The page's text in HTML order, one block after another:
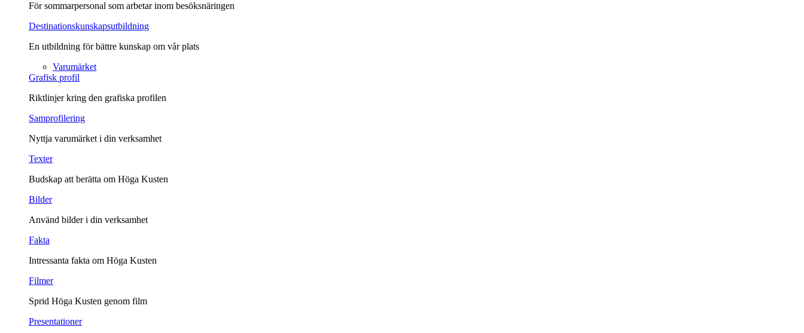
För sommarpersonal som arbetar inom besöksnäringen
Destinationskunskapsutbildning
En utbildning för bättre kunskap om vår plats
Varumärket
Grafisk profil
Riktlinjer kring den grafiska profil​en
Samprofilering
Nyttja varumärket i din verksamhet
Texter
Budskap att berätta om Höga Kusten
Bilder
Använd bilder i din verksamhet
Fakta
Intressanta fakta om Höga Kusten
Filmer
Sprid Höga Kusten genom film
Presentationer